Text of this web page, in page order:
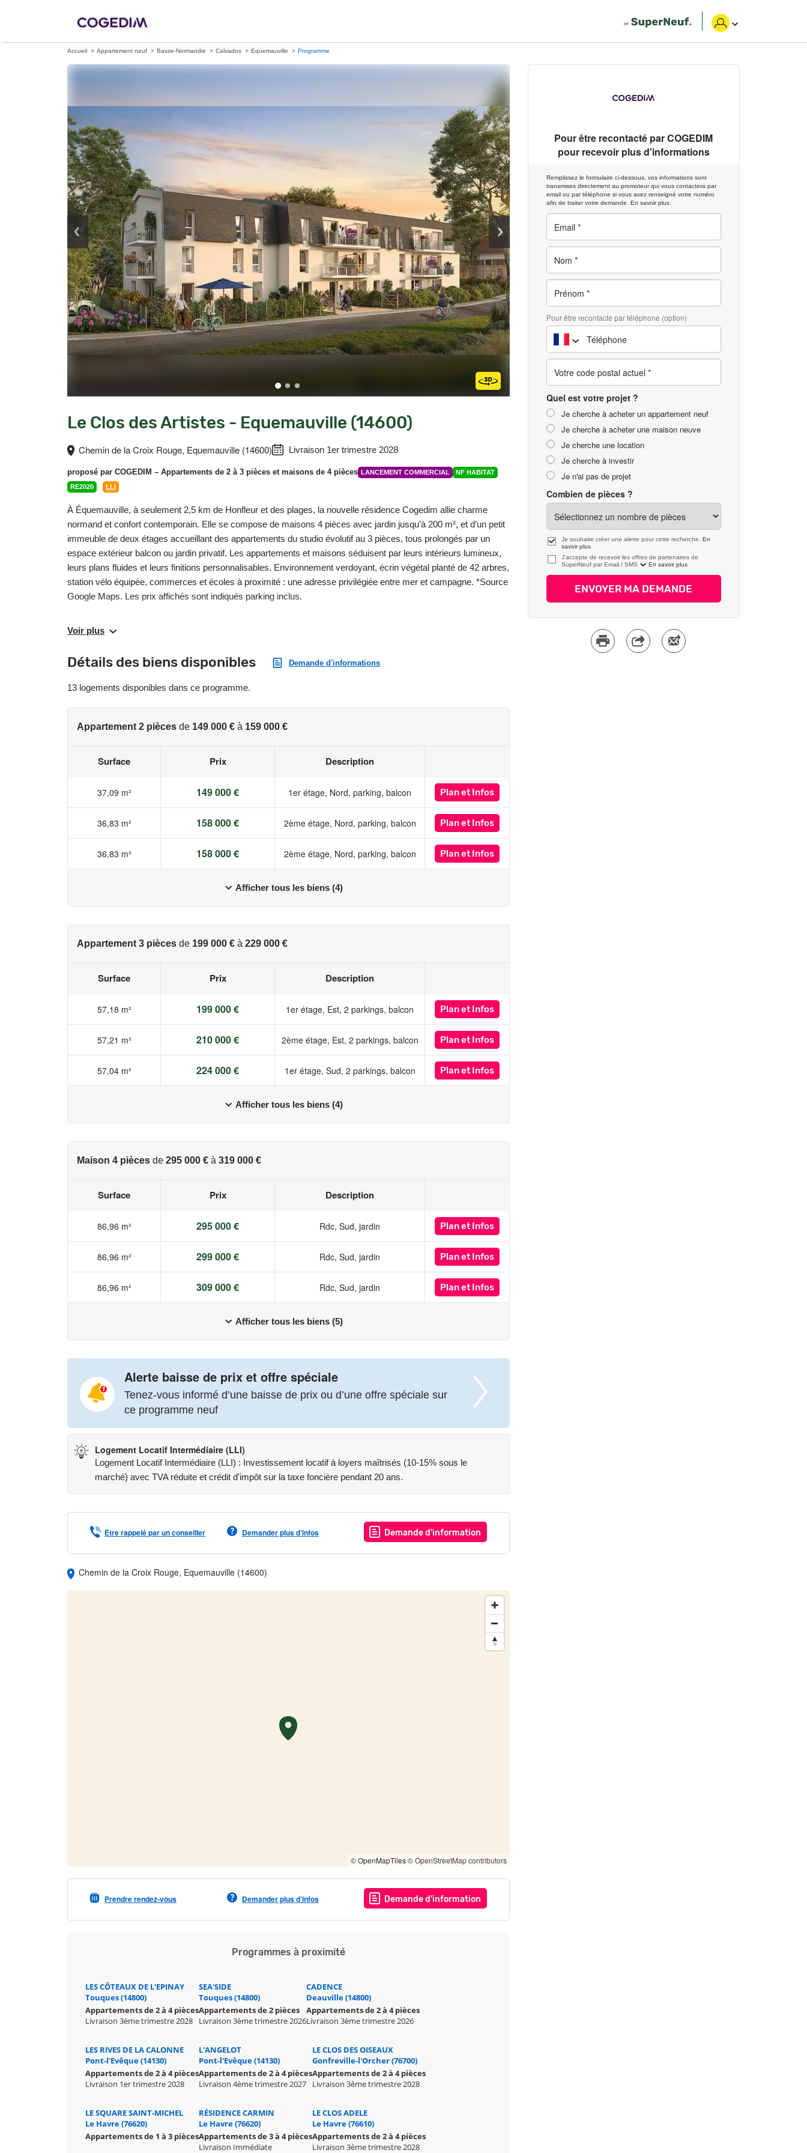
Accueil Appartement neuf Basse-Normandie Calvados Equemauville Programme
Le Clos des Artistes - Equemauville (14600)
Chemin de la Croix Rouge, Equemauville (14600) Livraison 1er trimestre 2028
proposé par COGEDIM – Appartements de 2 à 3 pièces et maisons de 4 pièces LANCEMENT COMMERCIAL
NF HABITAT
RE2020
LLI
À Équemauville, à seulement 2,5 km de Honfleur et des plages, la nouvelle résidence Cogedim allie charme
normand et confort contemporain. Elle se compose de maisons 4 pièces avec jardin jusqu’à 200 m², et d’un petit
immeuble de deux étages accueillant des appartements du studio évolutif au 3 pièces, tous prolongés par un
espace extérieur balcon ou jardin privatif. Les appartements et maisons séduisent par leurs intérieurs lumineux,
leurs plans fluides et leurs finitions personnalisables. Environnement verdoyant, écrin végétal planté de 42 arbres,
station vélo équipée, commerces et écoles à proximité : une adresse privilégiée entre mer et campagne. *Source
Google Maps. Les prix affichés sont indiqués parking inclus.
Les informations sur les risques auxquels ce bien est exposé sont disponibles sur le site Géorisques :
Voir plus
Détails des biens disponibles Demande d'informations
13 logements disponibles dans ce programme.
Appartement 2 pièces de 149 000 € à 159 000 €
Surface Prix Description
37,09 m² 149 000 € 1er étage, Nord, parking, balcon Planet Infos
36,83 m² 158 000 € 2ème étage, Nord, parking, balcon Planet Infos
36,83 m² 158 000 € 2ème étage, Nord, parking, balcon Planet Infos
Afficher tous les biens (4)
Appartement 3 pièces de 199 000 € à 229 000 €
Surface Prix Description
57,18 m² 199 000 € 1er étage, Est, 2 parkings, balcon Planet Infos
57,21 m² 210 000 € 2ème étage, Est, 2 parkings, balcon Planet Infos
57,04 m² 224 000 € 1er étage, Sud, 2 parkings, balcon Planet Infos
Afficher tous les biens (4)
Maison 4 pièces de 295 000 € à 319 000 €
Surface Prix Description
86,96 m² 295 000 € Rdc, Sud, jardin Planet Infos
86,96 m² 299 000 € Rdc, Sud, jardin Planet Infos
86,96 m² 309 000 € Rdc, Sud, jardin Planet Infos
Afficher tous les biens (5)
Alerte baisse de prix et offre spéciale
Tenez-vous informé d’une baisse de prix ou d’une offre spéciale sur
ce programme neuf
Logement Locatif Intermédiaire (LLI)
Logement Locatif Intermédiaire (LLI) : Investissement locatif à loyers maîtrisés (10-15% sous le
marché) avec TVA réduite et crédit d'impôt sur la taxe foncière pendant 20 ans.
Être rappelé par un conseiller Demander plus d’infos Demande d'information
Chemin de la Croix Rouge, Equemauville (14600)
© OpenMapTiles© OpenStreetMap contributors
Prendre rendez-vous Demander plus d’infos Demande d'information
Programmes à proximité
LES CÔTEAUX DE L’EPINAY
Touques (14800)
Appartements de 2 à 4 pièces
Livraison 3ème trimestre 2028
SEA'SIDE
Touques (14800)
Appartements de 2 pièces
Livraison 3ème trimestre 2026
CADENCE
Deauville (14800)
Appartements de 2 à 4 pièces
Livraison 3ème trimestre 2026
LES RIVES DE LA CALONNE
Pont-l'Evêque (14130)
Appartements de 2 à 4 pièces
Livraison 1er trimestre 2028
L'ANGELOT
Pont-l'Evêque (14130)
Appartements de 2 à 4 pièces
Livraison 4ème trimestre 2027
LE CLOS DES OISEAUX
Gonfreville-l'Orcher (76700)
Appartements de 2 à 4 pièces
Livraison 3ème trimestre 2028
LE SQUARE SAINT-MICHEL
Le Havre (76620)
Appartements de 1 à 3 pièces
RÉSIDENCE CARMIN
Le Havre (76620)
Appartements de 3 à 4 pièces
Livraison Immédiate
LE CLOS ADELE
Le Havre (76610)
Appartements de 2 à 4 pièces
Livraison 3ème trimestre 2028
Pour être recontacté parCOGEDIM
pour recevoir plus d'informations
Remplissez le formulaire ci-dessous, vos informations sont
transmises directement au promoteur qui vous contactera par
email ou par téléphone si vous avez renseigné votre numéro
afin de traiter votre demande. En savoir plus.
Pour être recontacté par téléphone (option)
Quel est votre projet ?
Je cherche à acheter un appartement neuf
Je cherche à acheter une maison neuve
Je cherche une location
Je cherche à investir
Je n'ai pas de projet
Combien de pièces ?
Je souhaite créer une alerte pour cette recherche. En
savoir plus
J’accepte de recevoir les offres de partenaires de
SuperNeuf par
En savoir plus
ENVOYER MA DEMANDE